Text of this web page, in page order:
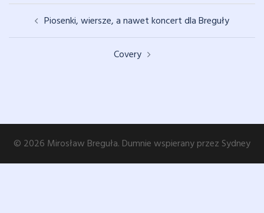
Zobacz
wpisy Piosenki, wiersze, a nawet koncert dla Breguły
Covery
© 2026 Mirosław Breguła. Dumnie wspierany przez Sydney